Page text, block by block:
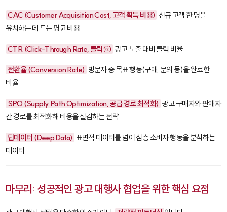
CAC (Customer Acquisition Cost, 고객 획득 비용) 신규 고객 한 명을
유치하는 데 드는 평균 비용
CTR (Click-Through Rate, 클릭률) 광고 노출 대비 클릭 비율
전환율 (Conversion Rate) 방문자 중 목표 행동(구매, 문의 등)을 완료한
비율
SPO (Supply Path Optimization, 공급 경로 최적화) 광고 구매자와 판매자
간 경로를 최적화해 비용을 절감하는 전략
딥데이터 (Deep Data) 표면적 데이터를 넘어 심층 소비자 행동을 분석하는
데이터
마무리: 성공적인 광고 대행사 협업을 위한 핵심 요점